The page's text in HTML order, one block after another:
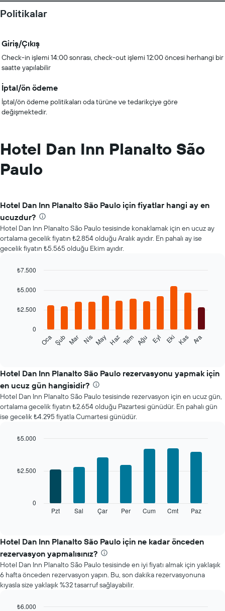
Politikalar
Giriş/Çıkış
Check-in işlemi 14:00 sonrası, check-out işlemi 12:00 öncesi herhangi bir
saatte yapılabilir
İptal/ön ödeme
İptal/ön ödeme politikaları oda türüne ve tedarikçiye göre
değişmektedir.
Hotel Dan Inn Planalto São
Paulo
Hotel Dan Inn Planalto São Paulo için fiyatlar hangi ay en
ucuzdur?
Hotel Dan Inn Planalto São Paulo tesisinde konaklamak için en ucuz ay
ortalama gecelik fiyatın ₺2.854 olduğu Aralık ayıdır. En pahalı ay ise
gecelik fiyatın ₺5.565 olduğu Ekim ayıdır.
chart
bars.
Aşağıdaki
için
ortalama
oda
fiyatını
gösterir
Tablo
gösteren
ekseni
içerir.
odanın
1
Y
ekseni
içerir
graphic.
Oca Şub Mar Nis May Haz Tem Ağu Eyl Eki Kas Ara
0
₺2.500
₺5.000
₺7.500
Hotel Dan Inn Planalto São Paulo rezervasyonu yapmak için
en ucuz gün hangisidir?
Hotel Dan Inn Planalto São Paulo tesisinde rezervasyon için en ucuz gün,
ortalama gecelik fiyatın ₺2.654 olduğu Pazartesi günüdür. En pahalı gün
ise gecelik ₺4.295 fiyatla Cumartesi günüdür.
Aşağıdaki
günü
ortalama
oda
fiyatını
gösterir
haftanın
Pzt Sal Çar Per Cum Cmt Paz
0
₺2.500
₺5.000
Hotel Dan Inn Planalto São Paulo için ne kadar önceden
rezervasyon yapmalısınız?
Hotel Dan Inn Planalto São Paulo tesisinde en iyi fiyatı almak için yaklaşık
6 hafta önceden rezervasyon yapın. Bu, son dakika rezervasyonuna
kıyasla size yaklaşık %32 tasarruf sağlayabilir.
₺6.000